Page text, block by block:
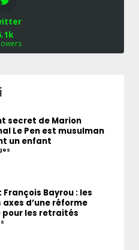
secret de Marion
Le Pen est musulman
un enfant
François Bayrou : les
d’une réforme
pour les retraités